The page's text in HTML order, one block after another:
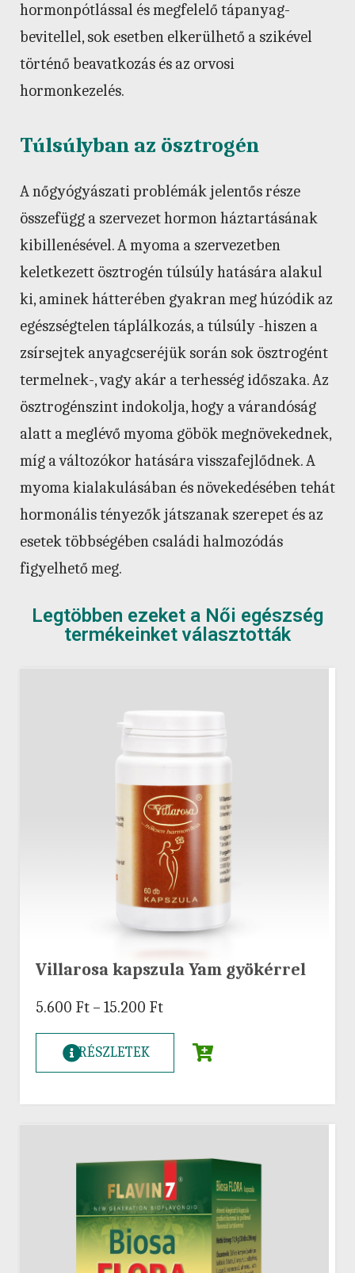
hormonpótlással és megfelelő tápanyag-
bevitellel, sok esetben elkerülhető a szikével
történő beavatkozás és az orvosi
hormonkezelés.
Túlsúlyban az ösztrogén
A nőgyógyászati problémák jelentős része
összefügg a szervezet hormon háztartásának
kibillenésével. A myoma a szervezetben
keletkezett ösztrogén túlsúly hatására alakul
ki, aminek hátterében gyakran meg húzódik az
egészségtelen táplálkozás, a túlsúly -hiszen a
zsírsejtek anyagcseréjük során sok ösztrogént
termelnek-, vagy akár a terhesség időszaka. Az
ösztrogénszint indokolja, hogy a várandóság
alatt a meglévő myoma göbök megnövekednek,
míg a változókor hatására visszafejlődnek. A
myoma kialakulásában és növekedésében tehát
hormonális tényezők játszanak szerepet és az
esetek többségében családi halmozódás
figyelhető meg.
Legtöbben ezeket a Női egészség
termékeinket választották
Villarosa kapszula Yam gyökérrel
5.600 Ft – 15.200 Ft
RÉSZLETEK